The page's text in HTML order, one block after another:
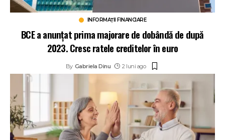
INFORMAȚII FINANCIARE
BCE a anunțat prima majorare de dobândă de după
2023. Cresc ratele creditelor în euro
By Gabriela Dinu 2 luni ago